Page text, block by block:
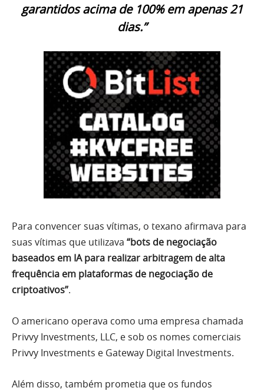
garantidos acima de 100% em apenas 21
dias.”
Para convencer suas vítimas, o texano afirmava para
suas vítimas que utilizava “bots de negociação
baseados em IA para realizar arbitragem de alta
frequência em plataformas de negociação de
criptoativos”.
O americano operava como uma empresa chamada
Privvy Investments, LLC, e sob os nomes comerciais
Privvy Investments e Gateway Digital Investments.
Além disso, também prometia que os fundos